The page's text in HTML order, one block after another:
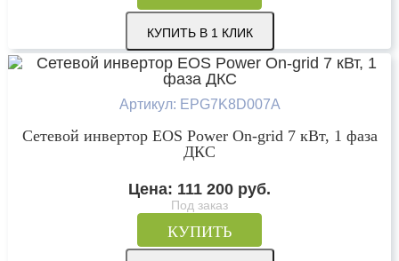
КУПИТЬ В 1 КЛИК
Артикул: EPG7K8D007A
Сетевой инвертор EOS Power On-grid 7 кВт, 1 фаза
ДКС
Цена: 111 200 руб.
Под заказ
КУПИТЬ